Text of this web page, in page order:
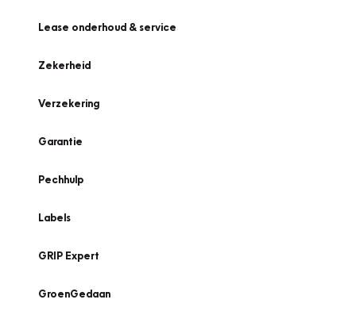
Lease onderhoud & service
Zekerheid
Verzekering
Garantie
Pechhulp
Labels
GRIP Expert
GroenGedaan